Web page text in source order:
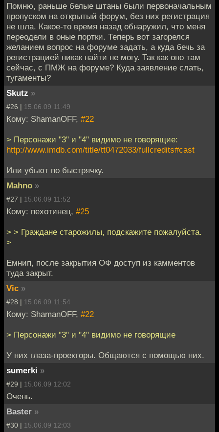
Помню, раньше белые штаны были первоначальным
пропуском на открытый форум, без них регистрация
не шла. Какое-то время назад обнаружил, что меня
переодели в оные портки. Теперь вот загорелся
желанием вопрос на форуме задать, а куда бечь за
регистрацией никак найти не могу. Так как оно там
сейчас, с ПМЖ на форуме? Куда заявление слать,
тугаменты?
Skutz »
#26 | 15.06.09 11:49
Кому: ShamanOFF, #22
> Персонажи "3" и "4" видимо не говорящие:
http://www.imdb.com/title/tt0472033/fullcredits#cast
Или убьют по быстрячку.
Mahno »
#27 | 15.06.09 11:52
Кому: пехотинец, #25
> > Граждане старожилы, подскажите пожалуйста.
>
Емнип, после закрытия ОФ доступ из камментов
туда закрыт.
Vic »
#28 | 15.06.09 11:54
Кому: ShamanOFF, #22
> Персонажи "3" и "4" видимо не говорящие
У них глаза-проекторы. Общаются с помощью них.
sumerki »
#29 | 15.06.09 12:02
Очень.
Baster »
#30 | 15.06.09 12:03